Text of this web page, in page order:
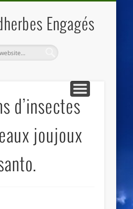
Engagés
d’insectes
joujoux